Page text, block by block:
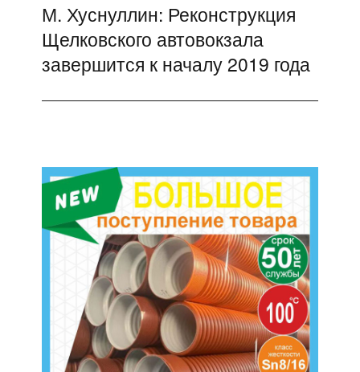
Следующая
запись:
М. Хуснуллин: Реконструкция
Щелковского автовокзала
завершится к началу 2019 года